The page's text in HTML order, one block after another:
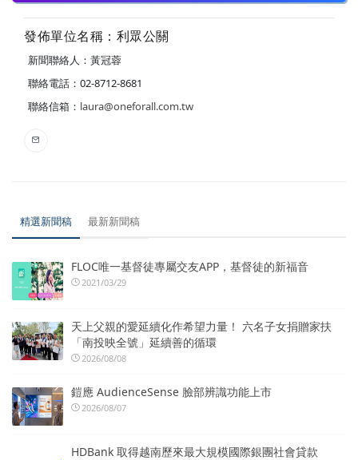
發佈單位名稱：利眾公關
新聞聯絡人：黃冠蓉
聯絡電話：02-8712-8681
聯絡信箱： laura@oneforall.com.tw
精選新聞稿 最新新聞稿
FLOC唯一基督徒專屬交友APP，基督徒的新福音
2021/03/29
天上父親的愛延續化作希望力量！ 六名子女捐贈家扶
「南投映全號」延續善的循環
2026/08/08
鎧應 AudienceSense 臉部辨識功能上市
2026/08/07
HDBank 取得越南歷來最大規模國際銀團社會貸款